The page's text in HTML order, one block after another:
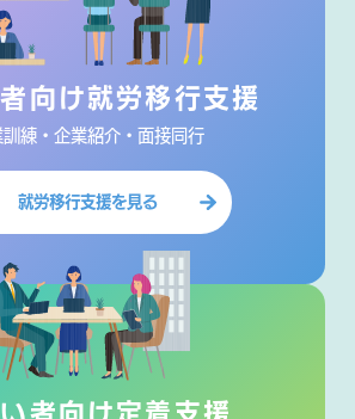
向け就労移行支援
訓練・企業紹介・面接同行
就労移行支援を見る
者向け定着支援